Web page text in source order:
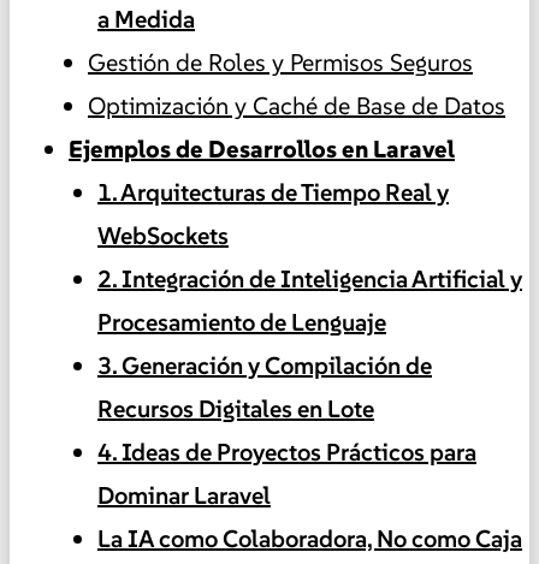
a Medida
Gestión de Roles y Permisos Seguros
Optimización y Caché de Base de Datos
Ejemplos de Desarrollos en Laravel
1. Arquitecturas de Tiempo Real y
WebSockets
2. Integración de Inteligencia Artificial y
Procesamiento de Lenguaje
3. Generación y Compilación de
Recursos Digitales en Lote
4. Ideas de Proyectos Prácticos para
Dominar Laravel
La IA como Colaboradora, No como Caja